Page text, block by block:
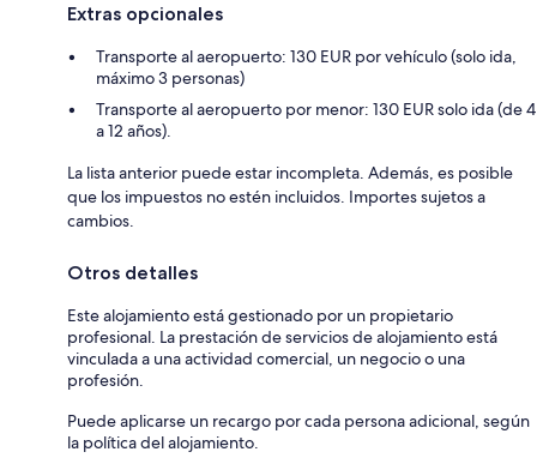
Extras opcionales
Transporte al aeropuerto: 130 EUR por vehículo (solo ida,
máximo 3 personas)
Transporte al aeropuerto por menor: 130 EUR solo ida (de 4
a 12 años).
La lista anterior puede estar incompleta. Además, es posible
que los impuestos no estén incluidos. Importes sujetos a
cambios.
Otros detalles
Este alojamiento está gestionado por un propietario
profesional. La prestación de servicios de alojamiento está
vinculada a una actividad comercial, un negocio o una
profesión.
Puede aplicarse un recargo por cada persona adicional, según
la política del alojamiento.